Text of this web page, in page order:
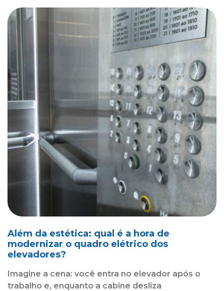
Além da estética: qual é a hora de
modernizar o quadro elétrico dos
elevadores?
Imagine a cena: você entra no elevador após o
trabalho e, enquanto a cabine desliza